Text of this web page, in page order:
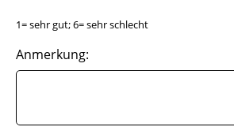
1= sehr gut; 6= sehr schlecht
Anmerkung: